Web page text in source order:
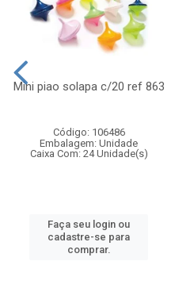
Mini piao solapa c/20 ref 863
Código: 106486
Embalagem: Unidade
Caixa Com: 24 Unidade(s)
Faça seu login ou
cadastre-se para
comprar.